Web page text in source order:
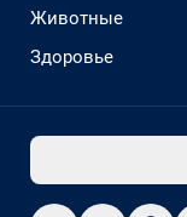
Животные
Здоровье